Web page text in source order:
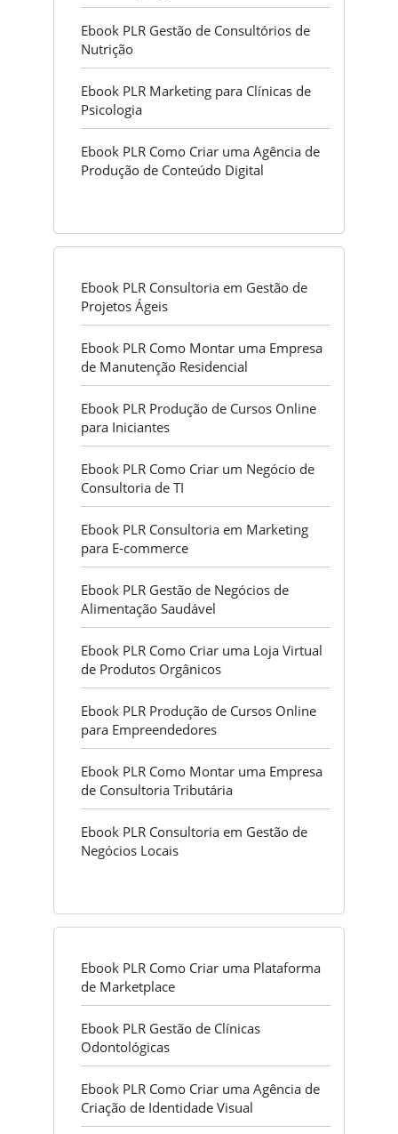
Ebook PLR Gestão de Consultórios de
Nutrição
Ebook PLR Marketing para Clínicas de
Psicologia
Ebook PLR Como Criar uma Agência de
Produção de Conteúdo Digital
Ebook PLR Consultoria em Gestão de
Projetos Ágeis
Ebook PLR Como Montar uma Empresa
de Manutenção Residencial
Ebook PLR Produção de Cursos Online
para Iniciantes
Ebook PLR Como Criar um Negócio de
Consultoria de TI
Ebook PLR Consultoria em Marketing
para E-commerce
Ebook PLR Gestão de Negócios de
Alimentação Saudável
Ebook PLR Como Criar uma Loja Virtual
de Produtos Orgânicos
Ebook PLR Produção de Cursos Online
para Empreendedores
Ebook PLR Como Montar uma Empresa
de Consultoria Tributária
Ebook PLR Consultoria em Gestão de
Negócios Locais
Ebook PLR Como Criar uma Plataforma
de Marketplace
Ebook PLR Gestão de Clínicas
Odontológicas
Ebook PLR Como Criar uma Agência de
Criação de Identidade Visual